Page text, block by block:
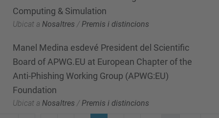
Computing & Simulation
Ubicat a Nosaltres / Premis i distincions
Manel Medina esdevé President del Scientific
Board of APWG.EU at European Chapter of the
Anti-Phishing Working Group (APWG:EU)
Foundation
Ubicat a Nosaltres /Premis i distincions